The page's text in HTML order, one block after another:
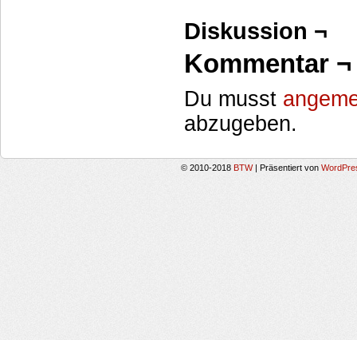
Diskussion ¬
Kommentar ¬
Du musst
abzugeben.
© 2010-2018 BTW | Präsentiert von